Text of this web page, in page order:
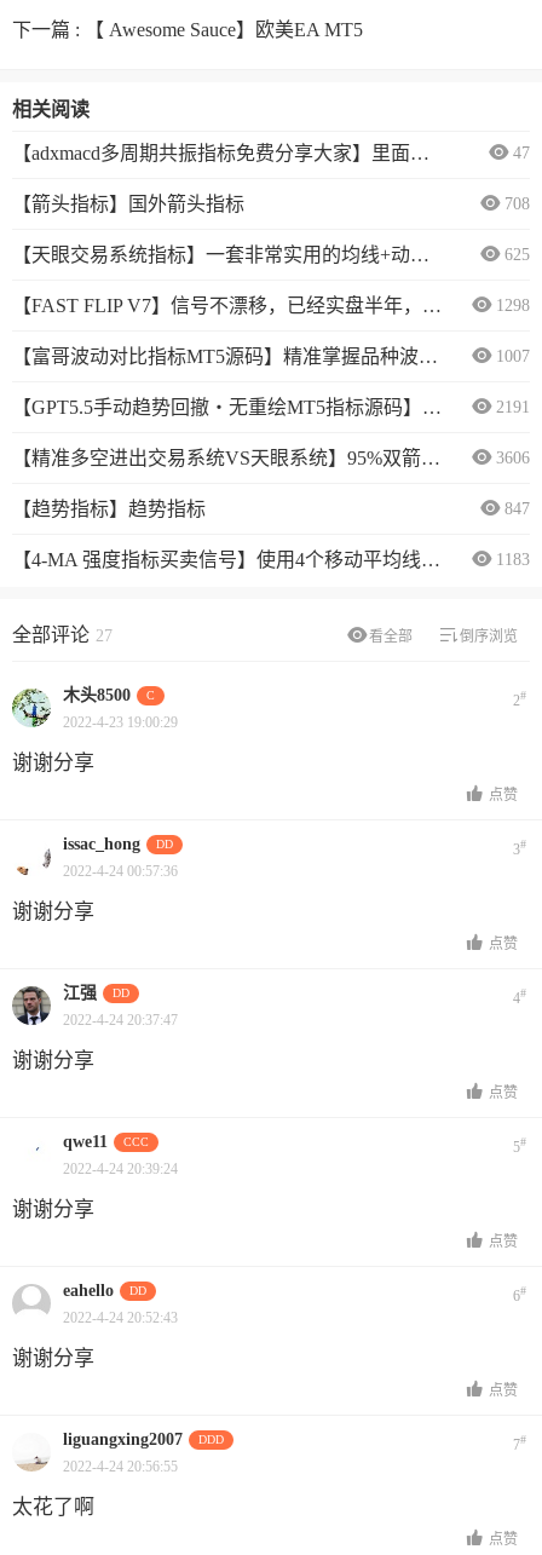
下一篇 : 【 Awesome Sauce】欧美EA MT5
相关阅读
【adxmacd多周期共振指标免费分享大家】里面有5种指标可以开启共振来识别趋势行情 47
【箭头指标】国外箭头指标 708
【天眼交易系统指标】一套非常实用的均线+动量指标 625
【FAST FLIP V7】信号不漂移，已经实盘半年，自研指标 1298
【富哥波动对比指标MT5源码】精准掌握品种波动特征，赋能高效交易决策 1007
【GPT5.5手动趋势回撤・无重绘MT5指标源码】CODEX太厉害了，帮我写了个指标，我一看还非常OK 2191
【精准多空进出交易系统VS天眼系统】95%双箭定势：无未来、无重绘、无飘逸？ 3606
【趋势指标】趋势指标 847
【4-MA 强度指标买卖信号】使用4个移动平均线MA来确定趋势方向。 1183
看全部 倒序浏览
全部评论 27
木头8500 C 2#
2022-4-23 19:00:29
谢谢分享
点赞
issac_hong DD 3#
2022-4-24 00:57:36
谢谢分享
点赞
江强 DD 4#
2022-4-24 20:37:47
谢谢分享
点赞
qwe11 CCC 5#
2022-4-24 20:39:24
谢谢分享
点赞
eahello DD 6#
2022-4-24 20:52:43
谢谢分享
点赞
liguangxing2007 DDD 7#
2022-4-24 20:56:55
太花了啊
点赞